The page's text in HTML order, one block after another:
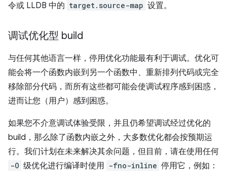
令或 LLDB 中的 target.source-map 设置。
调试优化型 build
与任何其他语言一样，停用优化功能最有利于调试。优化可
能会将一个函数内嵌到另一个函数中、重新排列代码或完全
移除部分代码，而所有这些都可能会使调试程序感到困惑，
进而让您（用户）感到困惑。
如果您不介意调试体验受限，并且仍希望调试经过优化的
build，那么除了函数内嵌之外，大多数优化都会按预期运
行。我们计划在未来解决其余问题，但目前，请在使用任何
-O 级优化进行编译时使用 -fno-inline 停用它，例如：